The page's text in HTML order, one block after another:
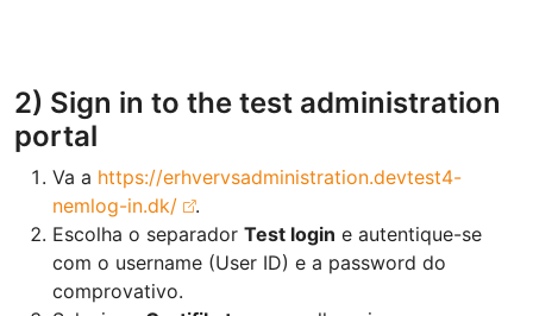
2) Sign in to the test administration
portal
Va a https://erhvervsadministration.devtest4-
nemlog-in.dk/
.
Escolha o separador Test login e autentique-se
com o username (User ID) e a password do
comprovativo.